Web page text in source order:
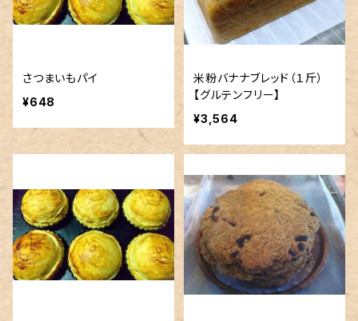
さつまいもパイ
¥648
米粉バナナブレッド（１斤）
【グルテンフリー】
¥3,564